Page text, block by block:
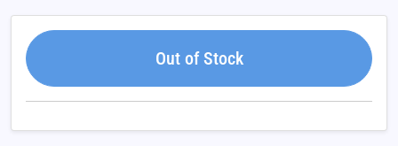
Out of Stock